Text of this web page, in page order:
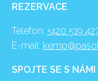
REZERVACE
Telefon: +420 519
E-mail:
SPOJTE SE S NÁMI